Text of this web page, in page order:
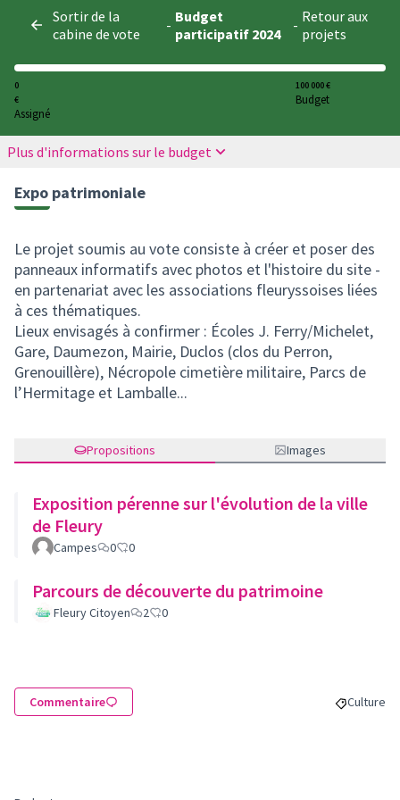
Sortir de la
cabine de vote
- Budget
participatif 2024
- Retour aux
projets
0
€
Assigné
100 000 €
Budget
Plus d'informations sur le budget
Expo patrimoniale
Le projet soumis au vote consiste à créer et poser des
panneaux informatifs avec photos et l'histoire du site -
en partenariat avec les associations fleuryssoises liées
à ces thématiques.
Lieux envisagés à confirmer : Écoles J. Ferry/Michelet,
Gare, Daumezon, Mairie, Duclos (clos du Perron,
Grenouillère), Nécropole cimetière militaire, Parcs de
l’Hermitage et Lamballe...
Propositions Images
Exposition pérenne sur l'évolution de la ville
de Fleury
Campes 0 0
Parcours de découverte du patrimoine
Fleury Citoyen 2 0
Commentaire Filtrer
Culture
Panneau de gestion des cookies